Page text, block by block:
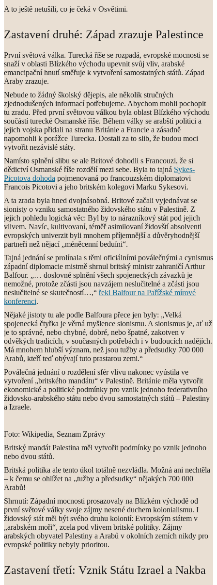
A to ještě netušili, co je čeká v Osvětimi.
Zastavení druhé: Západ zrazuje Palestince
První světová válka. Turecká říše se rozpadá, evropské mocnosti se
snaží v oblasti Blízkého východu upevnit svůj vliv, arabské
emancipační hnutí směřuje k vytvoření samostatných států. Západ
Araby zrazuje.
Nebude to žádný školský dějepis, ale několik stručných
zjednodušených informací potřebujeme. Abychom mohli pochopit
tu zradu. Před první světovou válkou byla oblast Blízkého východu
součástí turecké Osmanské říše. Během války se arabští politici a
jejich vojska přidali na stranu Británie a Francie a zásadně
napomohli k porážce Turecka. Dostali za to slib, že budou moci
vytvořit nezávislé státy.
Namísto splnění slibu se ale Britové dohodli s Francouzi, že si
dědictví Osmanské říše rozdělí mezi sebe. Byla to tajná Sykes-
Picotova dohoda pojmenovaná po francouzském diplomatovi
Francois Picotovi a jeho britském kolegovi Marku Sykesovi.
A ta zrada byla hned dvojnásobná. Britové začali vyjednávat se
sionisty o vzniku samostatného židovského státu v Palestině. Z
jejich pohledu logická věc: Byl by to nárazníkový stát pod jejich
vlivem. Navíc, kultivovaní, téměř asimilovaní židovští absolventi
evropských univerzit byli mnohem příjemnější a důvěryhodnější
partneři než nějací „méněcenní beduíni“.
Tajná jednání se prolínala s těmi oficiálními poválečnými a cynismus
západní diplomacie mistrně shrnul britský ministr zahraničí Arthur
Balfour. „… doslovné splnění všech spojeneckých závazků je
nemožné, protože zčásti jsou navzájem neslučitelné a zčásti jsou
neslučitelné se skutečností…,“ řekl Balfour na Pařížské mírové
konferenci.
Nějaké jistoty tu ale podle Balfoura přece jen byly: „Velká
spojenecká čtyřka je věrná myšlence sionismu. A sionismus je, ať už
je to správné, nebo chybné, dobré, nebo špatné, zakotven v
odvěkých tradicích, v současných potřebách i v budoucích nadějích.
Má mnohem hlubší význam, než jsou tužby a předsudky 700 000
Arabů, kteří teď obývají tuto prastarou zemi.“
Poválečná jednání o rozdělení sfér vlivu nakonec vyústila ve
vytvoření „britského mandátu“ v Palestině. Británie měla vytvořit
ekonomické a politické podmínky pro vznik jednoho federativního
židovsko-arabského státu nebo dvou samostatných států – Palestiny
a Izraele.
Foto: Wikipedia, Seznam Zprávy
Britský mandát Palestina měl vytvořit podmínky po vznik jednoho
nebo dvou států.
Britská politika ale tento úkol totálně nezvládla. Možná ani nechtěla
– k čemu se ohlížet na „tužby a předsudky“ nějakých 700 000
Arabů!
Shrnutí: Západní mocnosti prosazovaly na Blízkém východě od
první světové války svoje zájmy nesené duchem kolonialismu. I
židovský stát měl být svého druhu kolonií: Evropským státem v
„arabském moři“, zcela pod vlivem britské politiky. Zájmy
arabských obyvatel Palestiny a Arabů v okolních zemích nikdy pro
evropské politiky nebyly prioritou.
Zastavení třetí: Vznik Státu Izrael a Nakba